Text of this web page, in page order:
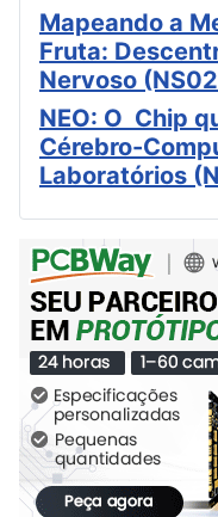
Mapeando a
Fruta:
Nervoso
NEO: O Chip
Cérebro-
Laboratórios